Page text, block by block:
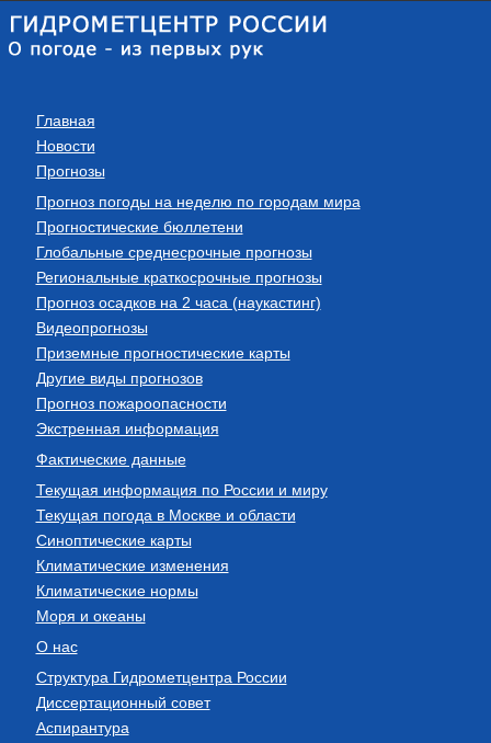
Главная
Новости
Прогнозы
Прогноз погоды на неделю по городам мира
Прогностические бюллетени
Глобальные среднесрочные прогнозы
Региональные краткосрочные прогнозы
Прогноз осадков на 2 часа (наукастинг)
Видеопрогнозы
Приземные прогностические карты
Другие виды прогнозов
Прогноз пожароопасности
Экстренная информация
Фактические данные
Текущая информация по России и миру
Текущая погода в Москве и области
Синоптические карты
Климатические изменения
Климатические нормы
Моря и океаны
О нас
Структура Гидрометцентра России
Диссертационный совет
Аспирантура